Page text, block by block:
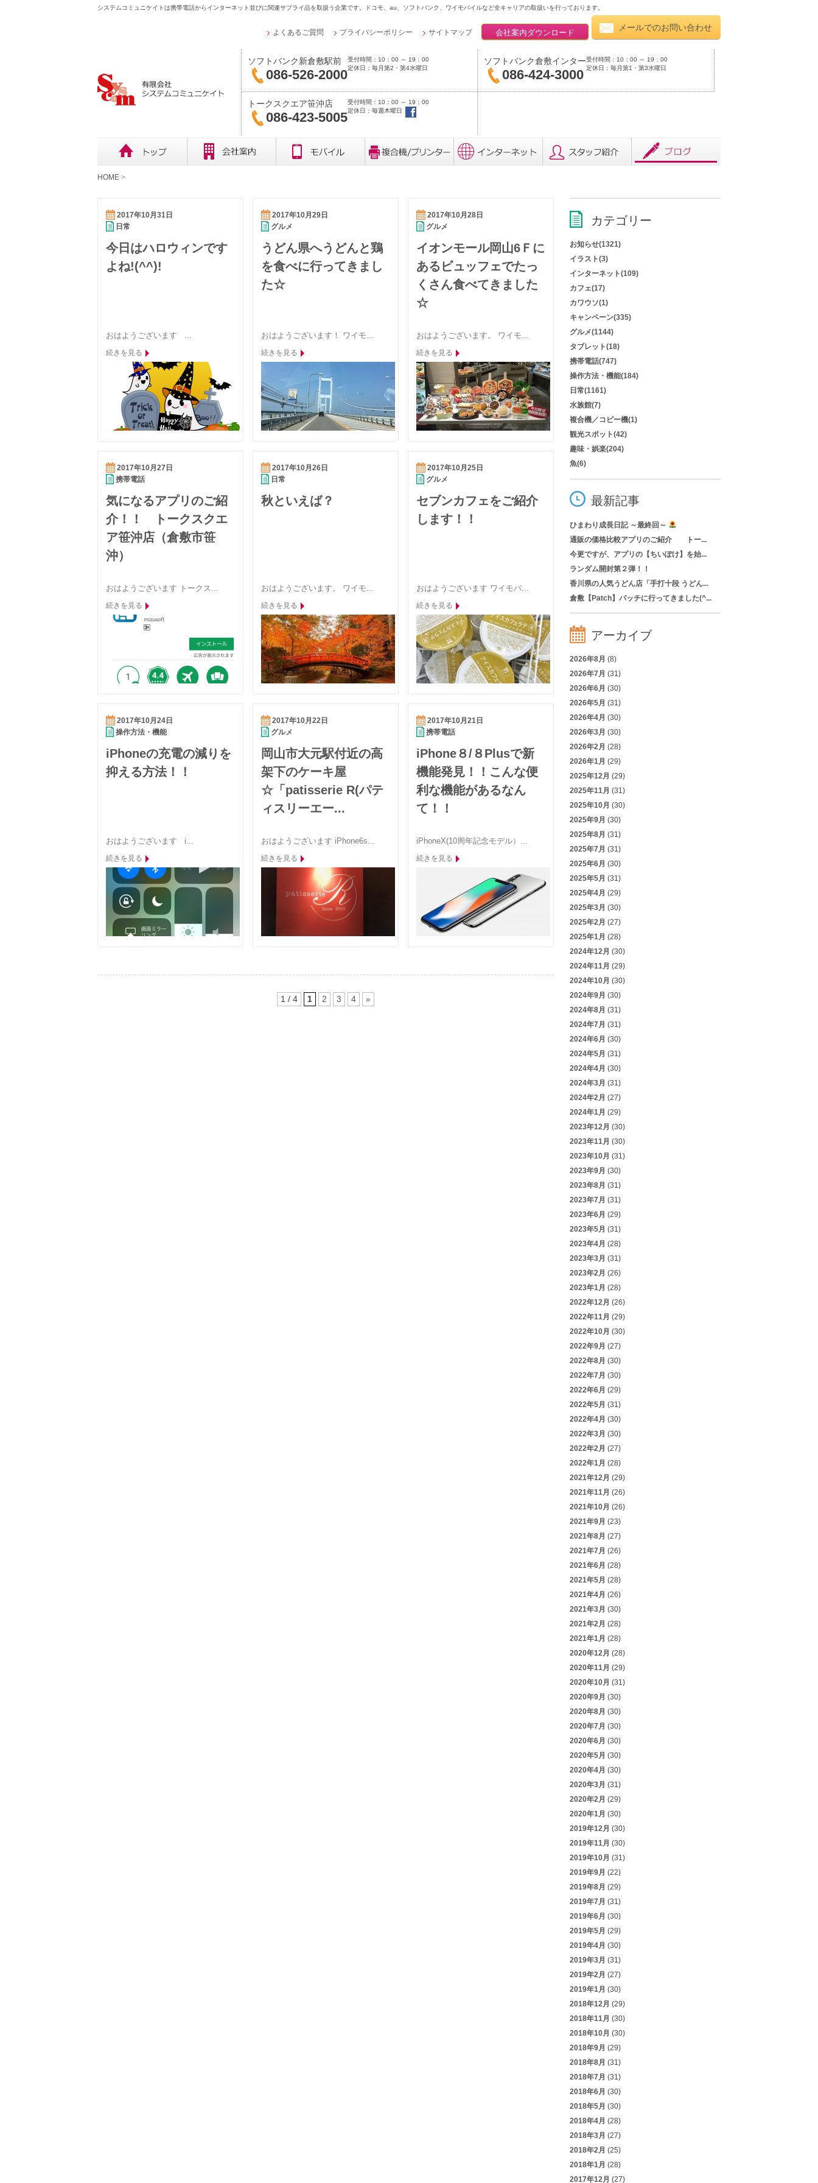
システムコミュニケイトは携帯電話からインターネット並びに関連サプライ品を取扱う企業です。ドコモ、au、ソフトバンク、ワイモバイルなど全キャリアの取扱いを行っております。
メールでのお問い合わせ
会社案内ダウンロード
よくあるご質問 プライバシーポリシー サイトマップ
ソフトバンク新倉敷駅前
086-526-2000
受付時間：10：00 ～ 19：00
定休日：毎月第2・第4水曜日
ソフトバンク倉敷インター
086-424-3000
受付時間：10：00 ～ 19：00
定休日：毎月第1・第3水曜日
トークスクエア笹沖店
086-423-5005
受付時間：10：00 ～ 19：00
定休日：毎週木曜日
HOME >
2017年10月31日
日常
今日はハロウィンです
よね!(^^)!
おはようございます ...
続きを見る
2017年10月29日
グルメ
うどん県へうどんと鶏
を食べに行ってきまし
た☆
おはようございます！ ワイモ...
続きを見る
2017年10月28日
グルメ
イオンモール岡山6Ｆに
あるビュッフェでたっ
くさん食べてきました
☆
おはようございます。 ワイモ...
続きを見る
2017年10月27日
携帯電話
気になるアプリのご紹
介！！ トークスクエ
ア笹沖店（倉敷市笹
沖）
おはようございます トークス...
続きを見る
2017年10月26日
日常
秋といえば？
おはようございます。 ワイモ...
続きを見る
2017年10月25日
グルメ
セブンカフェをご紹介
します！！
おはようございます ワイモバ...
続きを見る
2017年10月24日
操作方法・機能
iPhoneの充電の減りを
抑える方法！！
おはようございます i...
続きを見る
2017年10月22日
グルメ
岡山市大元駅付近の高
架下のケーキ屋
☆「patisserie R(パテ
ィスリーエー...
おはようございます iPhone6s...
続きを見る
2017年10月21日
携帯電話
iPhone８/８Plusで新
機能発見！！こんな便
利な機能があるなん
て！！
iPhoneX(10周年記念モデル）...
続きを見る
1 / 4 1 2 3 4 »
カテゴリー
お知らせ(1321)
イラスト(3)
インターネット(109)
カフェ(17)
カワウソ(1)
キャンペーン(335)
グルメ(1144)
タブレット(18)
携帯電話(747)
操作方法・機能(184)
日常(1161)
水族館(7)
複合機／コピー機(1)
観光スポット(42)
趣味・娯楽(204)
魚(6)
最新記事
ひまわり成長日記 ～最終回～
通販の価格比較アプリのご紹介 トー...
今更ですが、アプリの【ちいぽけ】を始...
ランダム開封第２弾！！
香川県の人気うどん店「手打十段 うどん...
倉敷【Patch】パッチに行ってきました(^...
アーカイブ
2026年8月 (8)
2026年7月 (31)
2026年6月 (30)
2026年5月 (31)
2026年4月 (30)
2026年3月 (30)
2026年2月 (28)
2026年1月 (29)
2025年12月 (29)
2025年11月 (31)
2025年10月 (30)
2025年9月 (30)
2025年8月 (31)
2025年7月 (31)
2025年6月 (30)
2025年5月 (31)
2025年4月 (29)
2025年3月 (30)
2025年2月 (27)
2025年1月 (28)
2024年12月 (30)
2024年11月 (29)
2024年10月 (30)
2024年9月 (30)
2024年8月 (31)
2024年7月 (31)
2024年6月 (30)
2024年5月 (31)
2024年4月 (30)
2024年3月 (31)
2024年2月 (27)
2024年1月 (29)
2023年12月 (30)
2023年11月 (30)
2023年10月 (31)
2023年9月 (30)
2023年8月 (31)
2023年7月 (31)
2023年6月 (29)
2023年5月 (31)
2023年4月 (28)
2023年3月 (31)
2023年2月 (26)
2023年1月 (28)
2022年12月 (26)
2022年11月 (29)
2022年10月 (30)
2022年9月 (27)
2022年8月 (30)
2022年7月 (30)
2022年6月 (29)
2022年5月 (31)
2022年4月 (30)
2022年3月 (30)
2022年2月 (27)
2022年1月 (28)
2021年12月 (29)
2021年11月 (26)
2021年10月 (26)
2021年9月 (23)
2021年8月 (27)
2021年7月 (26)
2021年6月 (28)
2021年5月 (28)
2021年4月 (26)
2021年3月 (30)
2021年2月 (28)
2021年1月 (28)
2020年12月 (28)
2020年11月 (29)
2020年10月 (31)
2020年9月 (30)
2020年8月 (30)
2020年7月 (30)
2020年6月 (30)
2020年5月 (30)
2020年4月 (30)
2020年3月 (31)
2020年2月 (29)
2020年1月 (30)
2019年12月 (30)
2019年11月 (30)
2019年10月 (31)
2019年9月 (22)
2019年8月 (29)
2019年7月 (31)
2019年6月 (30)
2019年5月 (29)
2019年4月 (30)
2019年3月 (31)
2019年2月 (27)
2019年1月 (30)
2018年12月 (29)
2018年11月 (30)
2018年10月 (30)
2018年9月 (29)
2018年8月 (31)
2018年7月 (31)
2018年6月 (30)
2018年5月 (30)
2018年4月 (28)
2018年3月 (27)
2018年2月 (25)
2018年1月 (28)
2017年12月 (27)